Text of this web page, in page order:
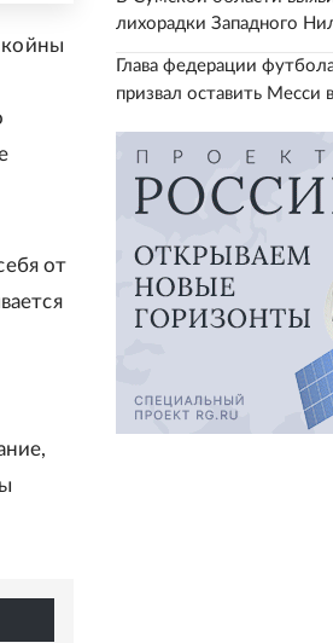
от
лихорадки Западного
Глава федерации
призвал оставить Месси